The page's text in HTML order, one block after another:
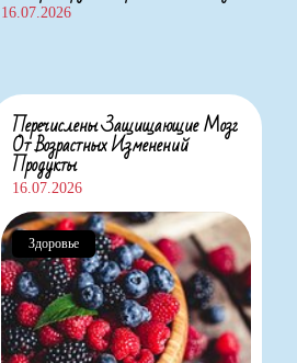
16.07.2026
Перечислены Защищающие Мозг
От Возрастных Изменений
Продукты
16.07.2026
Здоровье